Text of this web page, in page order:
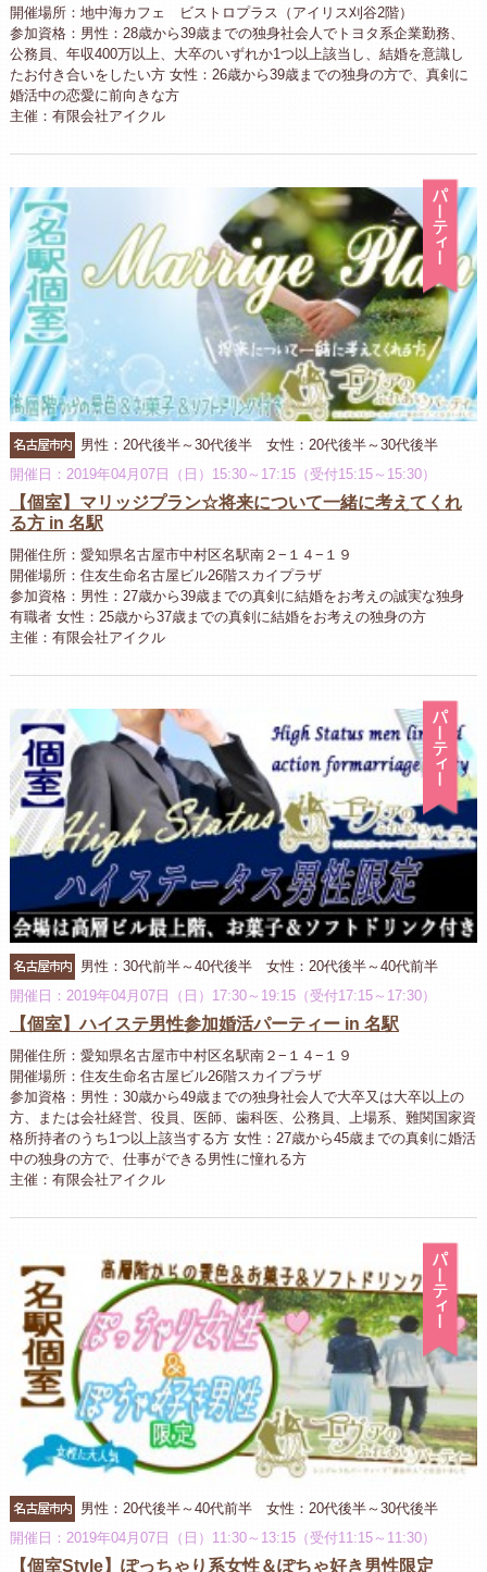
開催場所：地中海カフェ ビストロプラス（アイリス刈谷2階）
参加資格：男性：28歳から39歳までの独身社会人でトヨタ系企業勤務、
公務員、年収400万以上、大卒のいずれか1つ以上該当し、結婚を意識し
たお付き合いをしたい方 女性：26歳から39歳までの独身の方で、真剣に
婚活中の恋愛に前向きな方
主催：有限会社アイクル
パ
名古屋市内
男性：20代後半～30代後半 女性：20代後半～30代後半
開催日：2019年04月07日（日）15:30～17:15（受付15:15～15:30）
【個室】マリッジプラン☆将来について一緒に考えてくれ
る方 in 名駅
開催住所：愛知県名古屋市中村区名駅南２−１４−１９
開催場所：住友生命名古屋ビル26階スカイプラザ
参加資格：男性：27歳から39歳までの真剣に結婚をお考えの誠実な独身
有職者 女性：25歳から37歳までの真剣に結婚をお考えの独身の方
主催：有限会社アイクル
名古屋市内
男性：30代前半～40代後半 女性：20代後半～40代前半
開催日：2019年04月07日（日）17:30～19:15（受付17:15～17:30）
【個室】ハイステ男性参加婚活パーティー in 名駅
開催住所：愛知県名古屋市中村区名駅南２−１４−１９
開催場所：住友生命名古屋ビル26階スカイプラザ
参加資格：男性：30歳から49歳までの独身社会人で大卒又は大卒以上の
方、または会社経営、役員、医師、歯科医、公務員、上場系、難関国家資
格所持者のうち1つ以上該当する方 女性：27歳から45歳までの真剣に婚活
中の独身の方で、仕事ができる男性に憧れる方
主催：有限会社アイクル
名古屋市内
男性：20代後半～40代前半 女性：20代後半～30代後半
開催日：2019年04月07日（日）11:30～13:15（受付11:15～11:30）
【個室Style】ぽっちゃり系女性＆ぽちゃ好き男性限定